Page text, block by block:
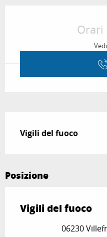
Orari
Vigili del fuoco
Posizione
Vigili del fuoco
06230